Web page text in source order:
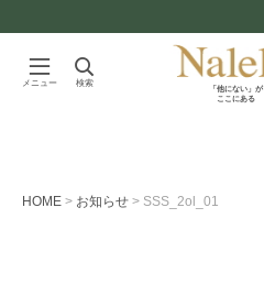
メニュー 検索
「他にない」が
ここにある
HOME お知らせ SSS_2ol_01